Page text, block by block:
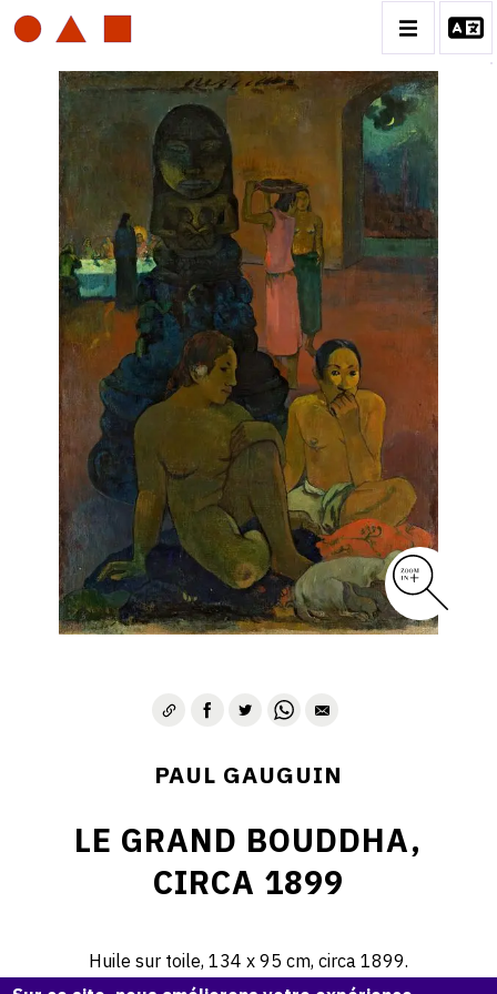
PAUL GAUGUIN
BIOGRAPHIE
CATALOGUE DES OEUVRES
ESTAMPE
PEINTURE
CONTACT
PAUL GAUGUIN
LE GRAND BOUDDHA,
CIRCA 1899
Huile sur toile, 134 x 95 cm, circa 1899.